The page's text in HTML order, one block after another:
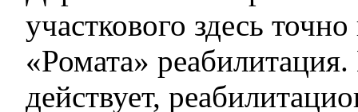
участкового здесь
«Ромата»
действует,